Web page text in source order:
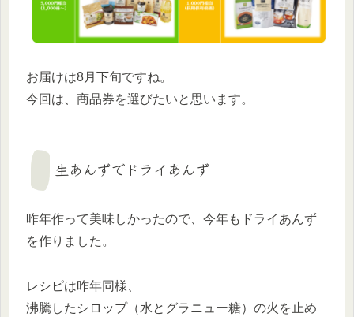
お届けは8月下旬ですね。
今回は、商品券を選びたいと思います。
生あんずでドライあんず
昨年作って美味しかったので、今年もドライあんず
を作りました。
レシピは昨年同様、
沸騰したシロップ（水とグラニュー糖）の火を止め